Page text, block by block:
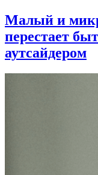
Малый и
перестает
аутсайдером